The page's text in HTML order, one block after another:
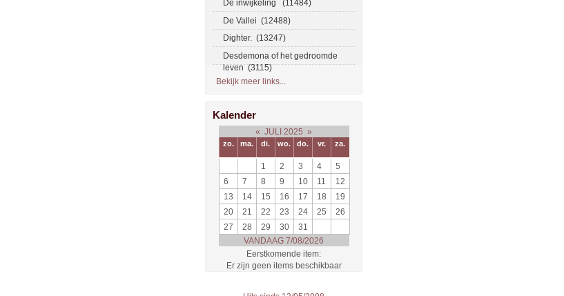
De inwijkeling (11484)
De Vallei (12488)
Dighter. (13247)
Desdemona of het gedroomde
leven (3115)
Bekijk meer links...
Kalender
« JULI 2025 »
zo. ma. di. wo. do. vr. za.
1 2 3 4
5
6
7 8 9 10 11
12
13
14 15 16 17 18
19
20
21 22 23 24 25
26
27
28 29 30
31
VANDAAG 7/08/2026
Eerstkomende item:
Er zijn geen items beschikbaar